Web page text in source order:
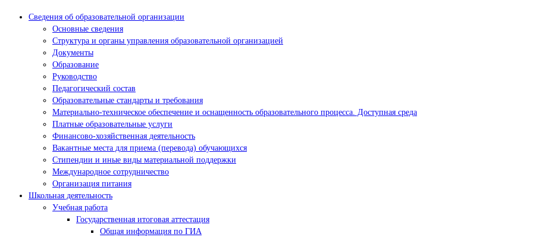
Сведения об образовательной организации
Основные сведения
Структура и органы управления образовательной организацией
Документы
Образование
Руководство
Педагогический состав
Образовательные стандарты и требования
Материально-техническое обеспечение и оснащенность образовательного процесса. Доступная среда
Платные образовательные услуги
Финансово-хозяйственная деятельность
Вакантные места для приема (перевода) обучающихся
Стипендии и иные виды материальной поддержки
Международное сотрудничество
Организация питания
Школьная деятельность
Учебная работа
Государственная итоговая аттестация
Общая информация по ГИА